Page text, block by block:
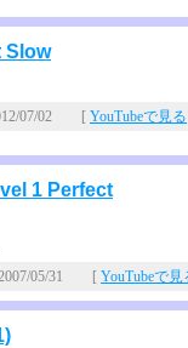
Slow
07/02 [ YouTubeで見る
1 Perfect
05/31 [ YouTubeで見